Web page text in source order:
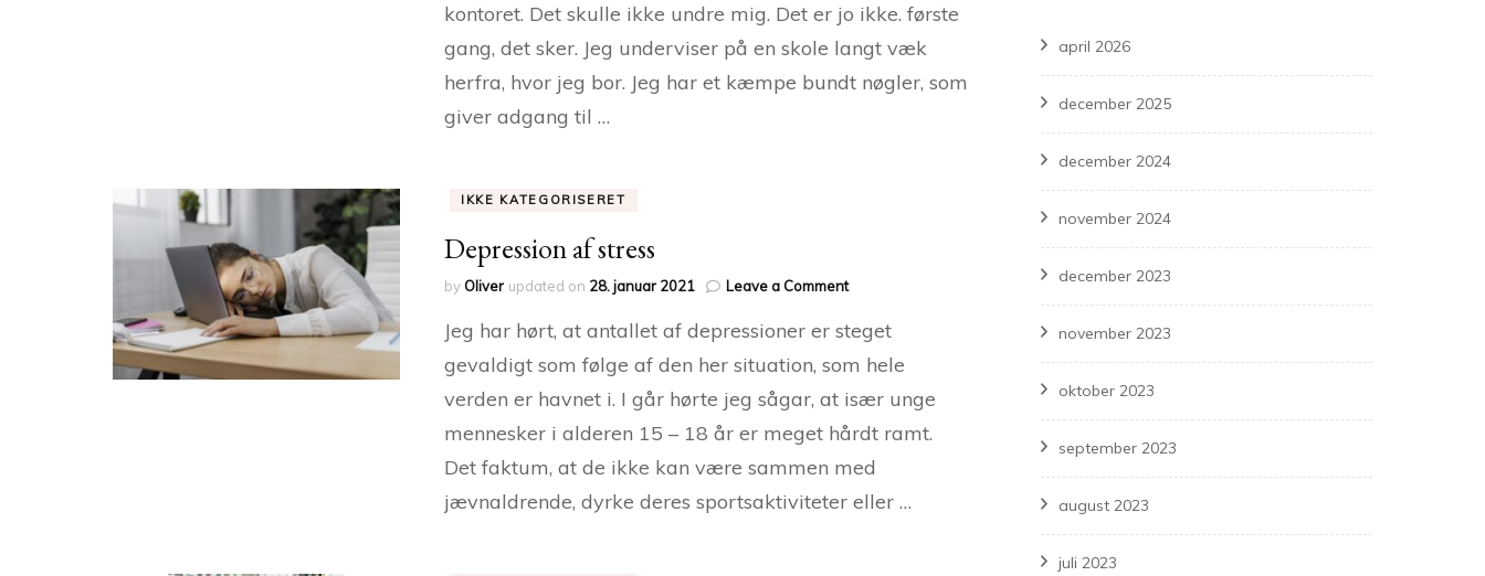
kontoret. Det skulle ikke undre mig. Det er jo ikke. første
gang, det sker. Jeg underviser på en skole langt væk
herfra, hvor jeg bor. Jeg har et kæmpe bundt nøgler, som
giver adgang til …
IKKE KATEGORISERET
Depression af stress
byOliver updated on 28. januar 2021 Leave a Commenton
af
Jeg har hørt, at antallet af depressioner er steget
gevaldigt som følge af den her situation, som hele
verden er havnet i. I går hørte jeg sågar, at især unge
mennesker i alderen 15 – 18 år er meget hårdt ramt.
Det faktum, at de ikke kan være sammen med
jævnaldrende, dyrke deres sportsaktiviteter eller …
april 2026
december 2025
december 2024
november 2024
december 2023
november 2023
oktober 2023
september 2023
august 2023
juli 2023